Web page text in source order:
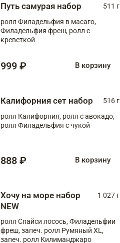
Путь самурая набор
511 г
ролл Филадельфия в масаго,
Филадельфия фреш, ролл с
креветкой
999 ₽ В корзину
Калифорния сет набор
516 г
ролл Калифорния, ролл с авокадо,
ролл Филадельфия с чукой
888 ₽ В корзину
Хочу на море набор
NEW
1 027 г
ролл Спайси лосось, Филадельфии
фреш, запеч. ролл Румяный XL,
запеч. ролл Килиманджаро